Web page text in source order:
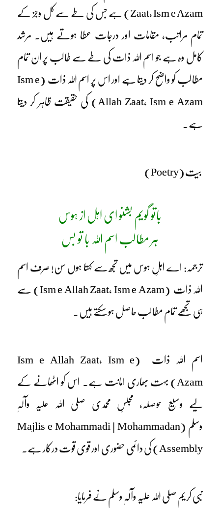
Zaat, Ism e Azam) ہے جس کی طے سے کل وجز کے
تمام مراتب، مقامات اور درجات عطا ہوتے ہیں۔ مرشد
کامل وہ ہے جو اسم اللہ ذات کی طے سے طالب پر ان تمام
مطالب کو واضح کر دیتا ہے اور اس پر اسم اللہ ذات (Ism e
Allah Zaat, Ism e Azam) کی حقیقت ظاہر کر دیتا
ہے۔
بیت (Poetry)
باتو گویم بشنو ای اہل از ہوس
ہر مطالب اسم اللہ با تو بس
ترجمہ: اے اہلِ ہوس میں تجھ سے کہتا ہوں سن! صرف اسم
اللہ ذات (Ism e Allah Zaat, Ism e Azam) سے
ہی تجھے تمام مطالب حاصل ہو سکتے ہیں۔
اسم اللہ ذات (Ism e Allah Zaat, Ism e
Azam) بہت بھاری امانت ہے۔ اس کو اٹھانے کے
لیے وسیع حوصلہ، مجلسِ محمدی صلی اللہ علیہ وآلہٖ
وسلم (Majlis e Mohammadi | Mohammadan
Assembly) کی دائمی حضوری اور قوی قوت درکار ہے۔
نبی کریم صلی اللہ علیہ وآلہٖ وسلم نے فرمایا: